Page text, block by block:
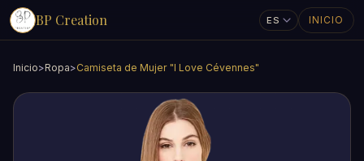
BP Creation INICIO
Inicio>Ropa>Camiseta de Mujer "I Love Cévennes"